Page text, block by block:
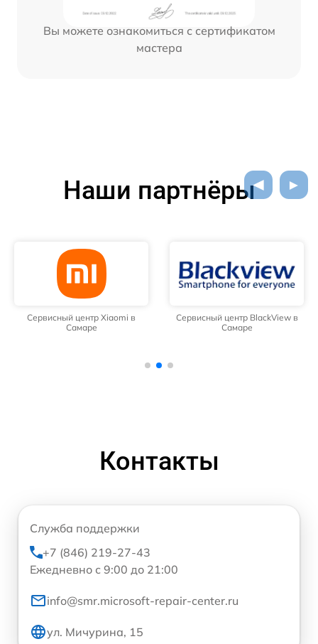
Вы можете ознакомиться с сертификатом
мастера
Наши партнёры
Сервисный центр Xiaomi в
Самаре
Сервисный центр BlackView в
Самаре
Контакты
Служба поддержки
+7 (846) 219-27-43
Ежедневно с 9:00 до 21:00
info@smr.microsoft-repair-center.ru
ул. Мичурина, 15